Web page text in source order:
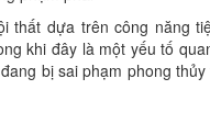
thất dựa trên công năng
khi đây là một yếu tố
bị sai phạm phong